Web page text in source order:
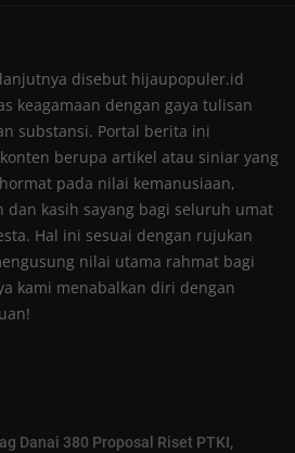
disebut hijaupopuler.id
keagamaan dengan gaya tulisan
substansi. Portal berita ini
berupa artikel atau siniar yang
pada nilai kemanusiaan,
dan kasih sayang bagi seluruh umat
Hal ini sesuai dengan rujukan
nilai utama rahmat bagi
kami menabalkan diri dengan
Danai 380 Proposal Riset PTKI,